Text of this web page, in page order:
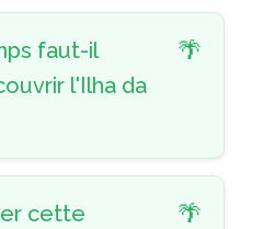
faut-il
l'Ilha da
cette